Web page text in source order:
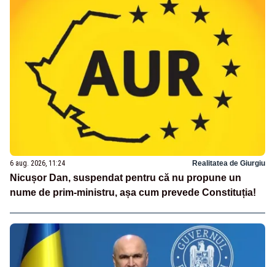
6 aug. 2026, 11:24 Realitatea de Giurgiu
Nicușor Dan, suspendat pentru că nu propune un
nume de prim-ministru, așa cum prevede Constituția!